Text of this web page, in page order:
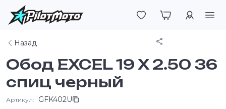
Войти
Назад
Обод EXCEL 19 X 2.50 36
спиц черный
Артикул: GFK402U